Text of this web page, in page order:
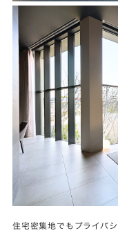
住宅密集地でもプライバ